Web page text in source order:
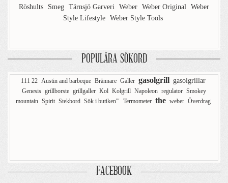
Röshults
Smeg Tärnsjö Garveri Weber Weber Original Weber
Style Lifestyle Weber Style Tools
POPULÄRA SÖKORD
111 22 Austin and barbeque Brännare Galler gasolgrill gasolgrillar
Genesis grillborste grillgaller Kol Kolgrill Napoleon regulator Smokey
mountain Spirit Stekbord Sök i butiken'" Termometer the weber Överdrag
FACEBOOK